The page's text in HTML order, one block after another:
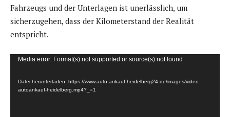
Fahrzeugs und der Unterlagen ist unerlässlich, um
sicherzugehen, dass der Kilometerstand der Realität
entspricht.
Media error: Format(s) not supported or source(s) not found
Datei herunterladen: https://www.auto-ankauf-heidelberg24.de/images/video-
autoankauf-heidelberg.mp4?_=1